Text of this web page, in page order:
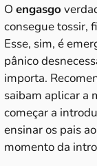
O engasgo
consegue tossir,
Esse, sim, é
pânico
importa.
saibam aplicar a
começar a
ensinar os pais
momento da